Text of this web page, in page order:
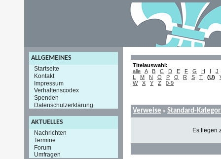
ALLGEMEINES
Startseite
Kontakt
Impressum
Verhaltenscodex
Spenden
Datenschutzerklärung
AKTUELLES
Nachrichten
Termine
Forum
Umfragen
Titelauswahl:
alle
A B C D E F G H I
J
L
M N O P Q R S T (U)
W
X Y Z 0-9
Verweise » Standard-
Es liegen